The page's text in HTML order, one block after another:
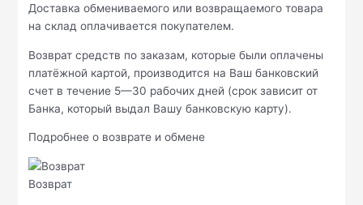
Доставка обмениваемого или возвращаемого товара
на склад оплачивается покупателем.
Возврат средств по заказам, которые были оплачены
платёжной картой, производится на Ваш банковский
счет в течение 5—30 рабочих дней (срок зависит от
Банка, который выдал Вашу банковскую карту).
Подробнее о возврате и обмене
Возврат